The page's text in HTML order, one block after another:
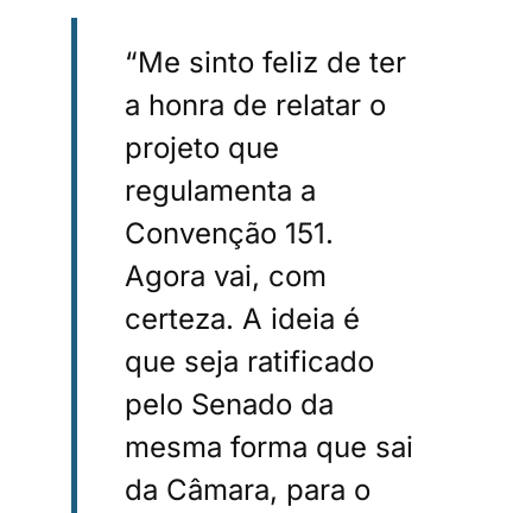
“Me sinto feliz de ter
a honra de relatar o
projeto que
regulamenta a
Convenção 151.
Agora vai, com
certeza. A ideia é
que seja ratificado
pelo Senado da
mesma forma que sai
da Câmara, para o